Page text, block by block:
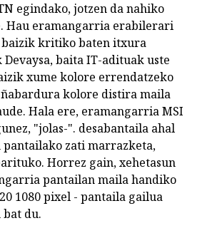
egindako, jotzen da nahiko
Hau eramangarria erabilerari
kritiko baten itxura
Devaysa, baita IT-adituak uste
xume kolore errendatzeko
kolore distira maila
Hala ere, eramangarria MSI
"jolas-". desabantaila ahal
pantailako zati marrazketa,
Horrez gain, xehetasun
pantailan maila handiko
1080 pixel - pantaila gailua
du.